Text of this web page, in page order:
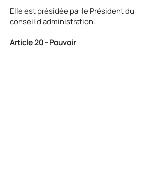
Elle est présidée par le Président du
conseil d'administration.
Article 20 - Pouvoir